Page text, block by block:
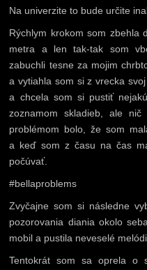
Na univerzite to bude určite
Rýchlym krokom som zbehla
metra a len tak-tak som
zabuchli tesne za mojim
a vytiahla som si z vrecka
a chcela som si pustiť
zoznamom skladieb, ale
problémom bolo, že som
a keď som z času na čas
počúvať.
#bellaproblems
Zvyčajne som si následne
pozorovania diania okolo
mobil a pustila neveselé
Tentokrát som sa oprela o